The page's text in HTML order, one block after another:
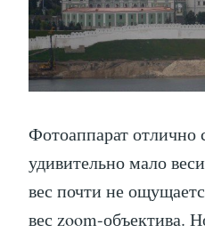
Фотоаппарат отлично
удивительно мало
вес почти не
вес zoom-объектива.